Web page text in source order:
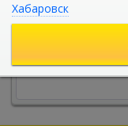
Хабаровск